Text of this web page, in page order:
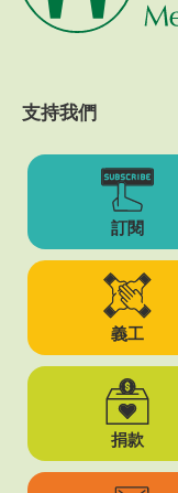
支持我們
訂閱
義工
捐款